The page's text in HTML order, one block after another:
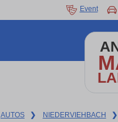
Event
AUTOS ❯ NIEDERVIEHBACH ❯